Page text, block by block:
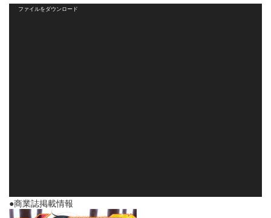
ファイルをダウンロード
●商業誌掲載情報